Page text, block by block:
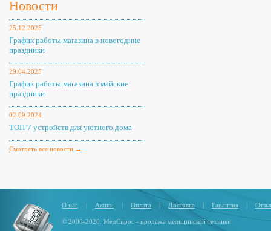
Новости
25.12.2025
График работы магазина в новогодние
праздники
29.04.2025
График работы магазина в майские
праздники
02.09.2024
ТОП-7 устройств для уютного дома
Смотреть все новости →
О нас | Акции | Оплата | Доставка | Гарантия |
© 2006-2026. МедСпрос - продажа медицинской техники